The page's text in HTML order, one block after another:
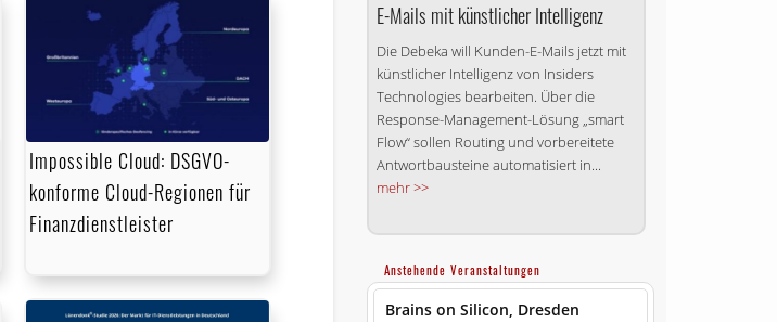
Impossible Cloud: DSGVO-
konforme Cloud-Regionen für
Finanzdienstleister
E-Mails mit künstlicher Intelligenz
Die Debeka will Kunden-E-Mails jetzt mit
künstlicher Intelligenz von Insiders
Technologies bearbeiten. Über die
Response-Management-Lösung „smart
Flow“ sollen Routing und vorbereitete
Antwortbausteine automatisiert in...
mehr >>
Anstehende Veranstaltungen
Brains on Silicon, Dresden